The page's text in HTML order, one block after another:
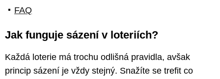
FAQ
Jak funguje sázení v loteriích?
Každá loterie má trochu odlišná pravidla, avšak
princip sázení je vždy stejný. Snažíte se trefit co